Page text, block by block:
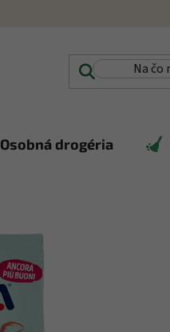
Osobná drogéria